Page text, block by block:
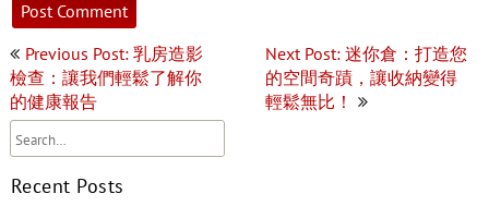
Post
navigation
Previous Post: 乳房造影
檢查：讓我們輕鬆了解你
的健康報告
Next Post: 迷你倉：打造您
的空間奇蹟，讓收納變得
輕鬆無比！
Recent Posts